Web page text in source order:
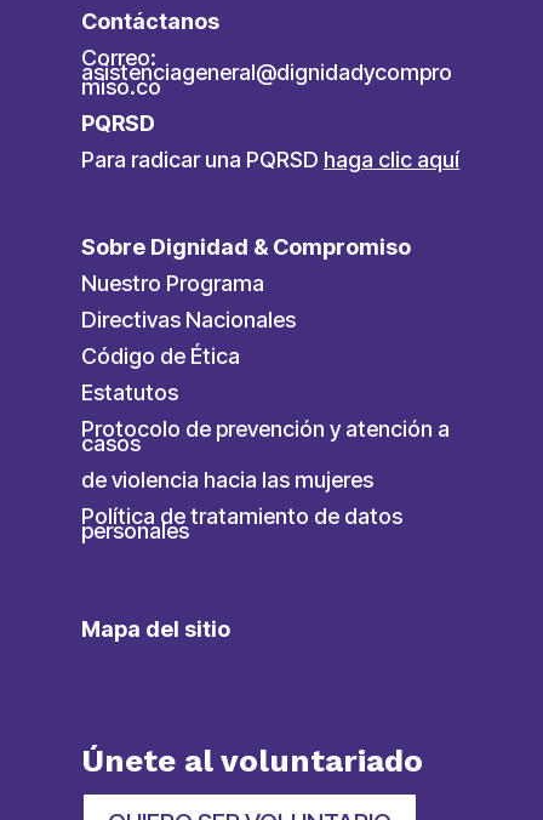
Contáctanos
Correo:
asistenciageneral@dignidadycompro
miso.co
PQRSD
Para radicar una PQRSD haga clic aquí
Sobre Dignidad & Compromiso
Nuestro Programa
Directivas Nacionales
Código de Ética
Estatutos
Protocolo de prevención y atención a
casos
de violencia hacia las mujeres
Política de tratamiento de datos
personales
Mapa del sitio
Únete al voluntariado